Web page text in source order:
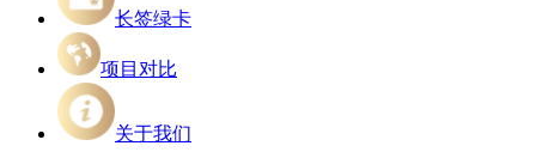
长签绿卡
项目对比
关于我们